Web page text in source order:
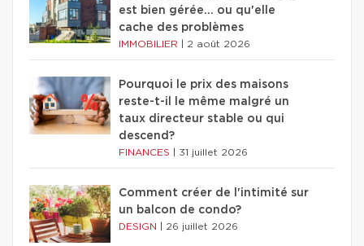
est bien gérée… ou qu'elle
cache des problèmes
IMMOBILIER 2 août 2026
Pourquoi le prix des maisons
reste-t-il le même malgré un
taux directeur stable ou qui
descend?
FINANCES 31 juillet 2026
Comment créer de l'intimité sur
un balcon de condo?
DESIGN 26 juillet 2026